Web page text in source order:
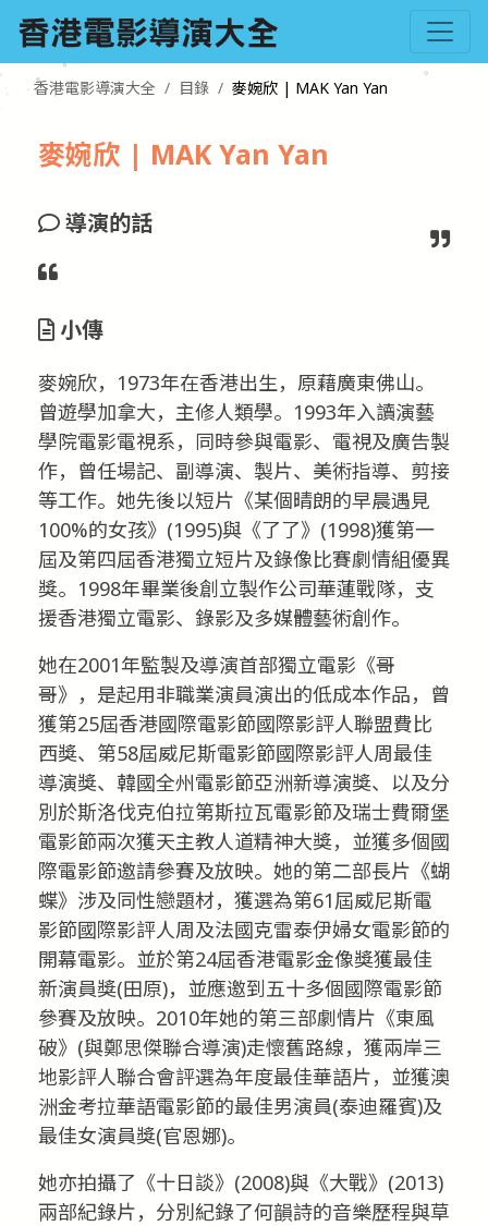
香港電影導演大全 目錄 麥婉欣 | MAK Yan Yan
麥婉欣 | MAK Yan Yan
導演的話
小傳
麥婉欣，1973年在香港出生，原藉廣東佛山。
曾遊學加拿大，主修人類學。1993年入讀演藝
學院電影電視系，同時參與電影、電視及廣告製
作，曾任場記、副導演、製片、美術指導、剪接
等工作。她先後以短片《某個晴朗的早晨遇見
100%的女孩》(1995)與《了了》(1998)獲第一
屆及第四屆香港獨立短片及錄像比賽劇情組優異
獎。1998年畢業後創立製作公司華蓮戰隊，支
援香港獨立電影、錄影及多媒體藝術創作。
她在2001年監製及導演首部獨立電影《哥
哥》，是起用非職業演員演出的低成本作品，曾
獲第25屆香港國際電影節國際影評人聯盟費比
西獎、第58屆威尼斯電影節國際影評人周最佳
導演獎、韓國全州電影節亞洲新導演獎、以及分
別於斯洛伐克伯拉第斯拉瓦電影節及瑞士費爾堡
電影節兩次獲天主教人道精神大獎，並獲多個國
際電影節邀請參賽及放映。她的第二部長片《蝴
蝶》涉及同性戀題材，獲選為第61屆威尼斯電
影節國際影評人周及法國克雷泰伊婦女電影節的
開幕電影。並於第24屆香港電影金像獎獲最佳
新演員獎(田原)，並應邀到五十多個國際電影節
參賽及放映。2010年她的第三部劇情片《東風
破》(與鄭思傑聯合導演)走懷舊路線，獲兩岸三
地影評人聯合會評選為年度最佳華語片，並獲澳
洲金考拉華語電影節的最佳男演員(泰迪羅賓)及
最佳女演員獎(官恩娜)。
她亦拍攝了《十日談》(2008)與《大戰》(2013)
兩部紀錄片，分別紀錄了何韻詩的音樂歷程與草